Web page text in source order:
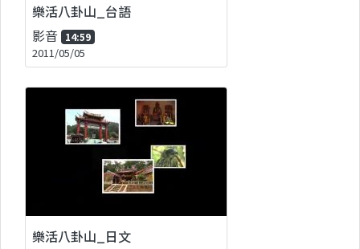
樂活八卦山_台語
影音 14:59
2011/05/05
樂活八卦山_日文